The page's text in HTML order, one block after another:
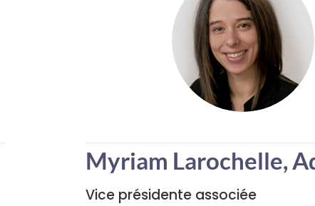
Myriam Larochelle,
Vice présidente associée